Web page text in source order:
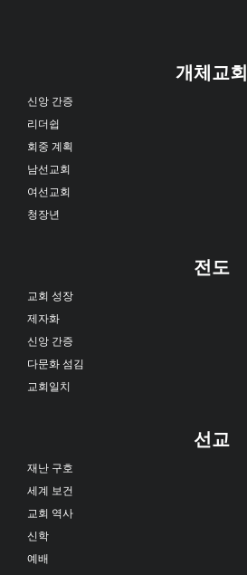
개체교회
신앙 간증
리더쉽
회중 계획
남선교회
여선교회
청장년
전도
교회 성장
제자화
신앙 간증
다문화 섬김
교회일치
선교
재난 구호
세계 보건
교회 역사
신학
예배